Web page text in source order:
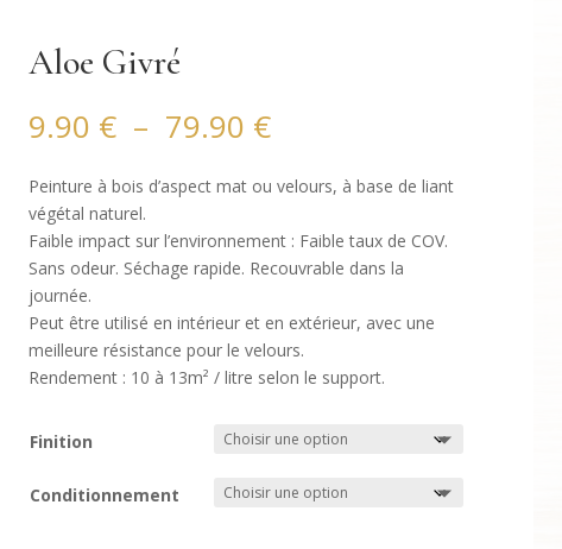
Aloe Givré
9.90 € – 79.90 €Plage
de
prix :
9.90 €
à
79.90 €
Peinture à bois d’aspect mat ou velours, à base de liant
végétal naturel.
Faible impact sur l’environnement : Faible taux de COV.
Sans odeur. Séchage rapide. Recouvrable dans la
journée.
Peut être utilisé en intérieur et en extérieur, avec une
meilleure résistance pour le velours.
Rendement : 10 à 13m² / litre selon le support.
Finition
Conditionnement